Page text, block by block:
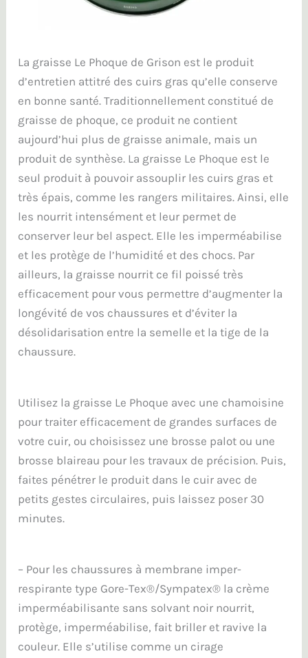
La graisse Le Phoque de Grison est le produit
d’entretien attitré des cuirs gras qu’elle conserve
en bonne santé. Traditionnellement constitué de
graisse de phoque, ce produit ne contient
aujourd’hui plus de graisse animale, mais un
produit de synthèse. La graisse Le Phoque est le
seul produit à pouvoir assouplir les cuirs gras et
très épais, comme les rangers militaires. Ainsi, elle
les nourrit intensément et leur permet de
conserver leur bel aspect. Elle les imperméabilise
et les protège de l’humidité et des chocs. Par
ailleurs, la graisse nourrit ce fil poissé très
efficacement pour vous permettre d’augmenter la
longévité de vos chaussures et d’éviter la
désolidarisation entre la semelle et la tige de la
chaussure.
Utilisez la graisse Le Phoque avec une chamoisine
pour traiter efficacement de grandes surfaces de
votre cuir, ou choisissez une brosse palot ou une
brosse blaireau pour les travaux de précision. Puis,
faites pénétrer le produit dans le cuir avec de
petits gestes circulaires, puis laissez poser 30
minutes.
– Pour les chaussures à membrane imper-
respirante type Gore-Tex®/Sympatex® la crème
imperméabilisante sans solvant noir nourrit,
protège, imperméabilise, fait briller et ravive la
couleur. Elle s’utilise comme un cirage